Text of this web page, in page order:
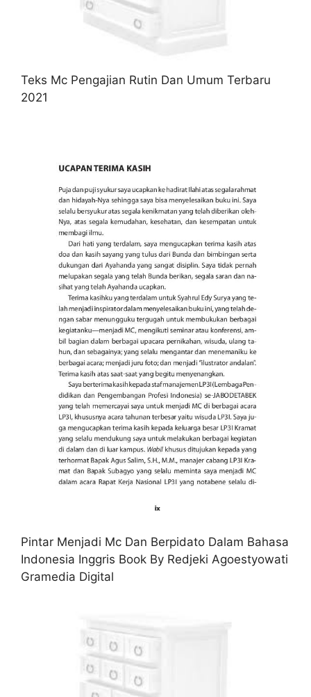
Teks Mc Pengajian Rutin Dan Umum Terbaru
2021
Pintar Menjadi Mc Dan Berpidato Dalam Bahasa
Indonesia Inggris Book By Redjeki Agoestyowati
Gramedia Digital